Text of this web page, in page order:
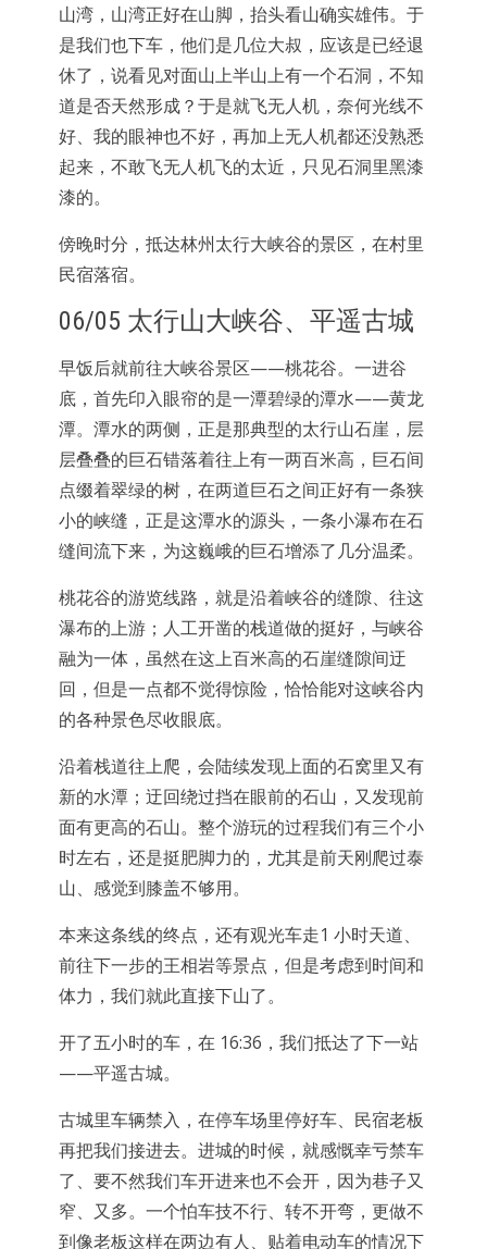
山湾，山湾正好在山脚，抬头看山确实雄伟。于
是我们也下车，他们是几位大叔，应该是已经退
休了，说看见对面山上半山上有一个石洞，不知
道是否天然形成？于是就飞无人机，奈何光线不
好、我的眼神也不好，再加上无人机都还没熟悉
起来，不敢飞无人机飞的太近，只见石洞里黑漆
漆的。
傍晚时分，抵达林州太行大峡谷的景区，在村里
民宿落宿。
06/05 太行山大峡谷、平遥古城
早饭后就前往大峡谷景区——桃花谷。一进谷
底，首先印入眼帘的是一潭碧绿的潭水——黄龙
潭。潭水的两侧，正是那典型的太行山石崖，层
层叠叠的巨石错落着往上有一两百米高，巨石间
点缀着翠绿的树，在两道巨石之间正好有一条狭
小的峡缝，正是这潭水的源头，一条小瀑布在石
缝间流下来，为这巍峨的巨石增添了几分温柔。
桃花谷的游览线路，就是沿着峡谷的缝隙、往这
瀑布的上游；人工开凿的栈道做的挺好，与峡谷
融为一体，虽然在这上百米高的石崖缝隙间迂
回，但是一点都不觉得惊险，恰恰能对这峡谷内
的各种景色尽收眼底。
沿着栈道往上爬，会陆续发现上面的石窝里又有
新的水潭；迂回绕过挡在眼前的石山，又发现前
面有更高的石山。整个游玩的过程我们有三个小
时左右，还是挺肥脚力的，尤其是前天刚爬过泰
山、感觉到膝盖不够用。
本来这条线的终点，还有观光车走1 小时天道、
前往下一步的王相岩等景点，但是考虑到时间和
体力，我们就此直接下山了。
开了五小时的车，在 16:36，我们抵达了下一站
——平遥古城。
古城里车辆禁入，在停车场里停好车、民宿老板
再把我们接进去。进城的时候，就感慨幸亏禁车
了、要不然我们车开进来也不会开，因为巷子又
窄、又多。一个怕车技不行、转不开弯，更做不
到像老板这样在两边有人、贴着电动车的情况下